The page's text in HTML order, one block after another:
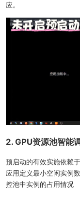
应。
2. GPU资源池智能
预启动的有效实施依赖
应用定义最小空闲实例
控池中实例的占用情况